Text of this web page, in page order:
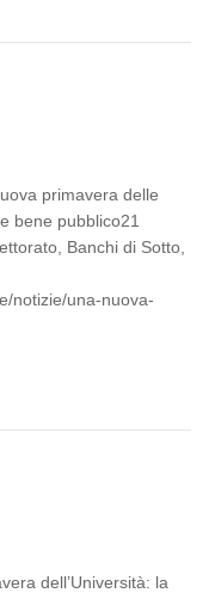
primavera delle
bene pubblico21
Banchi di Sotto,
notizie/una-nuova-
dell’Università: la